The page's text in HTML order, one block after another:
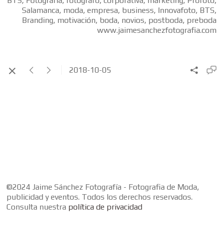
Salamanca, moda, empresa, business, Innovafoto, BTS,
Branding, motivación, boda, novios, postboda, preboda
www.jaimesanchezfotografia.com
2018-10-05
©2024 Jaime Sánchez Fotografía - Fotografia de Moda,
publicidad y eventos. Todos los derechos reservados.
Consulta nuestra política de privacidad